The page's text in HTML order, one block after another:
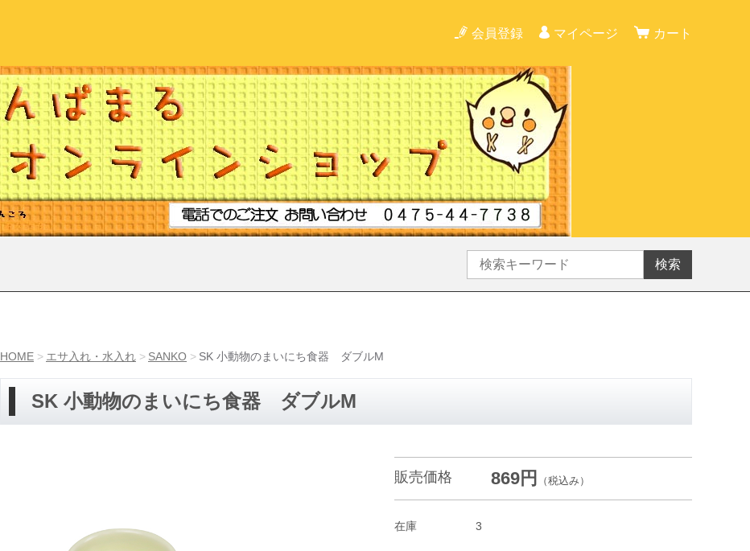
会員登録 マイページ カート
検索
HOME エサ入れ・水入れ SANKO SK 小動物のまいにち食器 ダブルM
SK 小動物のまいにち食器 ダブルM
販売価格 869円 （税込み）
在庫 3